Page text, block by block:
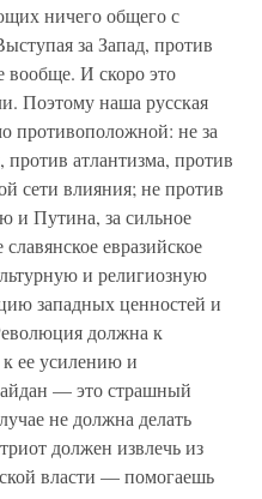
ничего общего с
за Запад, против
вообще. И скоро это
Поэтому наша русская
противоположной: не за
атлантизма, против
сети влияния; не против
и Путина, за сильное
евразийское
и религиозную
западных ценностей и
должна к
ее усилению и
— это страшный
не должна делать
должен извлечь из
власти — помогаешь